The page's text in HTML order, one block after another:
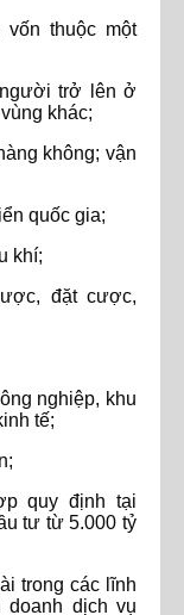
thuộc một
trở lên ở
khác;
không; vận
quốc gia;
khí;
đặt cược,
nghiệp, khu
tế;
quy định tại
tư từ 5.000 tỷ
trong các lĩnh
doanh dịch vụ